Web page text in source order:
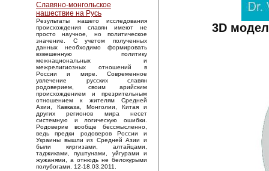
Славяно-монгольское
нашествие на Русь
Результаты нашего исследования
происхождения славян имеют не
просто научное, но политическое
значение. С учетом полученных
данных необходимо формировать
взвешенную политику
межнациональных и
межрелигиозных отношений в
России и мире. Современное
увлечение русских славян
родоверием, своим арийским
происхождением и презрительным
отношением к жителям Средней
Азии, Кавказа, Монголии, Китая и
других регионов мира несет
системную и логическую ошибки.
Родоверие вообще бессмысленно,
ведь предки родоверов России и
Украины вышли из Средней Азии и
были киргизами, алтайцами,
таджиками, пуштунами, уйгурами и
жужанями, а отнюдь не белокурыми
полубогами. 12-18.03.2011.
3D